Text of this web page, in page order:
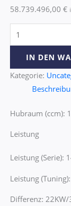
58.739.496,00 €
IN DEN
Kategorie:
Hubraum (ccm):
Leistung
Leistung (Serie):
Leistung
Differenz: 22KW/